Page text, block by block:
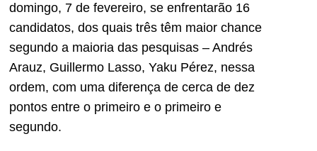
domingo, 7 de fevereiro, se enfrentarão 16
candidatos, dos quais três têm maior chance
segundo a maioria das pesquisas – Andrés
Arauz, Guillermo Lasso, Yaku Pérez, nessa
ordem, com uma diferença de cerca de dez
pontos entre o primeiro e o primeiro e
segundo.